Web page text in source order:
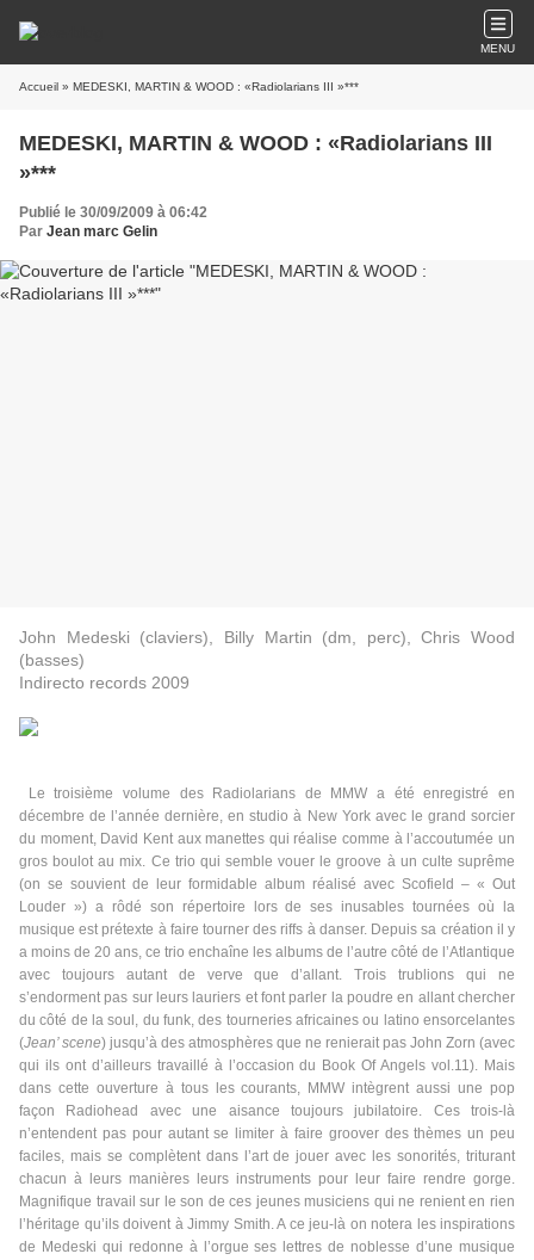
MENU
Accueil » MEDESKI, MARTIN & WOOD : «Radiolarians III »***
MEDESKI, MARTIN & WOOD : «Radiolarians III
»***
Publié le 30/09/2009 à 06:42
Par Jean marc Gelin
John Medeski (claviers), Billy Martin (dm, perc), Chris Wood
(basses)
Indirecto records 2009
Le troisième volume des Radiolarians de MMW a été enregistré en
décembre de l’année dernière, en studio à New York avec le grand sorcier
du moment, David Kent aux manettes qui réalise comme à l’accoutumée un
gros boulot au mix. Ce trio qui semble vouer le groove à un culte suprême
(on se souvient de leur formidable album réalisé avec Scofield – « Out
Louder ») a rôdé son répertoire lors de ses inusables tournées où la
musique est prétexte à faire tourner des riffs à danser. Depuis sa création il y
a moins de 20 ans, ce trio enchaîne les albums de l’autre côté de l’Atlantique
avec toujours autant de verve que d’allant. Trois trublions qui ne
s’endorment pas sur leurs lauriers et font parler la poudre en allant chercher
du côté de la soul, du funk, des tourneries africaines ou latino ensorcelantes
(Jean’ scene) jusqu’à des atmosphères que ne renierait pas John Zorn (avec
qui ils ont d’ailleurs travaillé à l’occasion du Book Of Angels vol.11). Mais
dans cette ouverture à tous les courants, MMW intègrent aussi une pop
façon Radiohead avec une aisance toujours jubilatoire. Ces trois-là
n’entendent pas pour autant se limiter à faire groover des thèmes un peu
faciles, mais se complètent dans l’art de jouer avec les sonorités, triturant
chacun à leurs manières leurs instruments pour leur faire rendre gorge.
Magnifique travail sur le son de ces jeunes musiciens qui ne renient en rien
l’héritage qu’ils doivent à Jimmy Smith. A ce jeu-là on notera les inspirations
de Medeski qui redonne à l’orgue ses lettres de noblesse d’une musique